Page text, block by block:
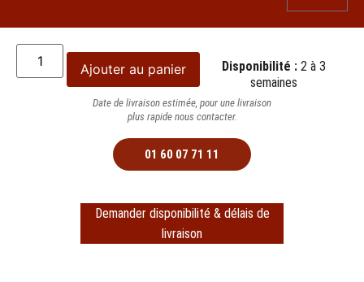
Ajouter au panier Disponibilité : 2 à 3
semaines
Date de livraison estimée, pour une livraison
plus rapide nous contacter.
01 60 07 71 11
Demander disponibilité & délais de
livraison